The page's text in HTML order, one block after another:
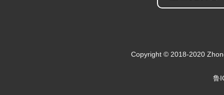
Copyright © 2018-2020
鲁